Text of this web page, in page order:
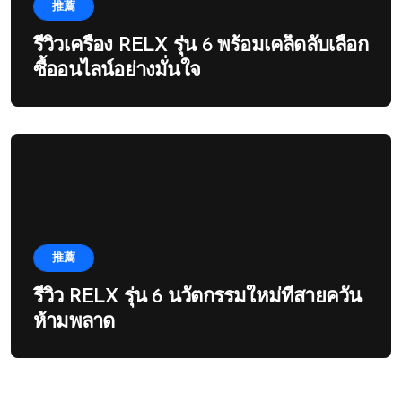
推薦
รีวิวเครื่อง RELX รุ่น 6 พร้อมเคล็ดลับเลือก
ซื้ออนไลน์อย่างมั่นใจ
推薦
รีวิว RELX รุ่น 6 นวัตกรรมใหม่ที่สายควัน
ห้ามพลาด